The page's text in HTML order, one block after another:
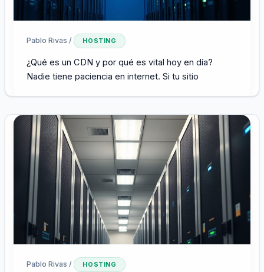
Pablo Rivas / HOSTING
¿Qué es un CDN y por qué es vital hoy en día?
Nadie tiene paciencia en internet. Si tu sitio
Pablo Rivas / HOSTING